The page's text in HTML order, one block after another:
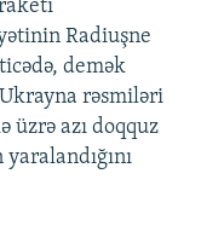
Radiuşne
demək
rəsmiləri
üzrə azı doqquz